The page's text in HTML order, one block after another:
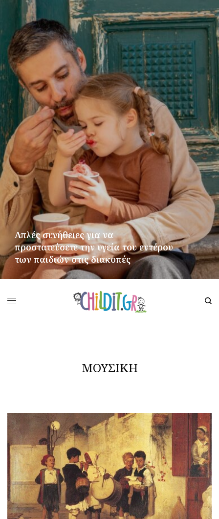
Απλές συνήθειες για να
προστατεύσετε την υγεία του εντέρου
των παιδιών στις διακοπές
ΜΟΥΣΙΚΗ